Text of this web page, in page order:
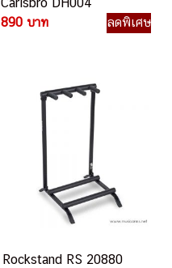
890 บาท
ลดพิเศษ
Rockstand RS 20880